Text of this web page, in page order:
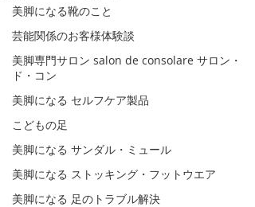
美脚になる靴のこと
芸能関係のお客様体験談
美脚専門サロン salon de consolare サロン・
ド・コン
美脚になる セルフケア製品
こどもの足
美脚になる サンダル・ミュール
美脚になる ストッキング・フットウエア
美脚になる 足のトラブル解決